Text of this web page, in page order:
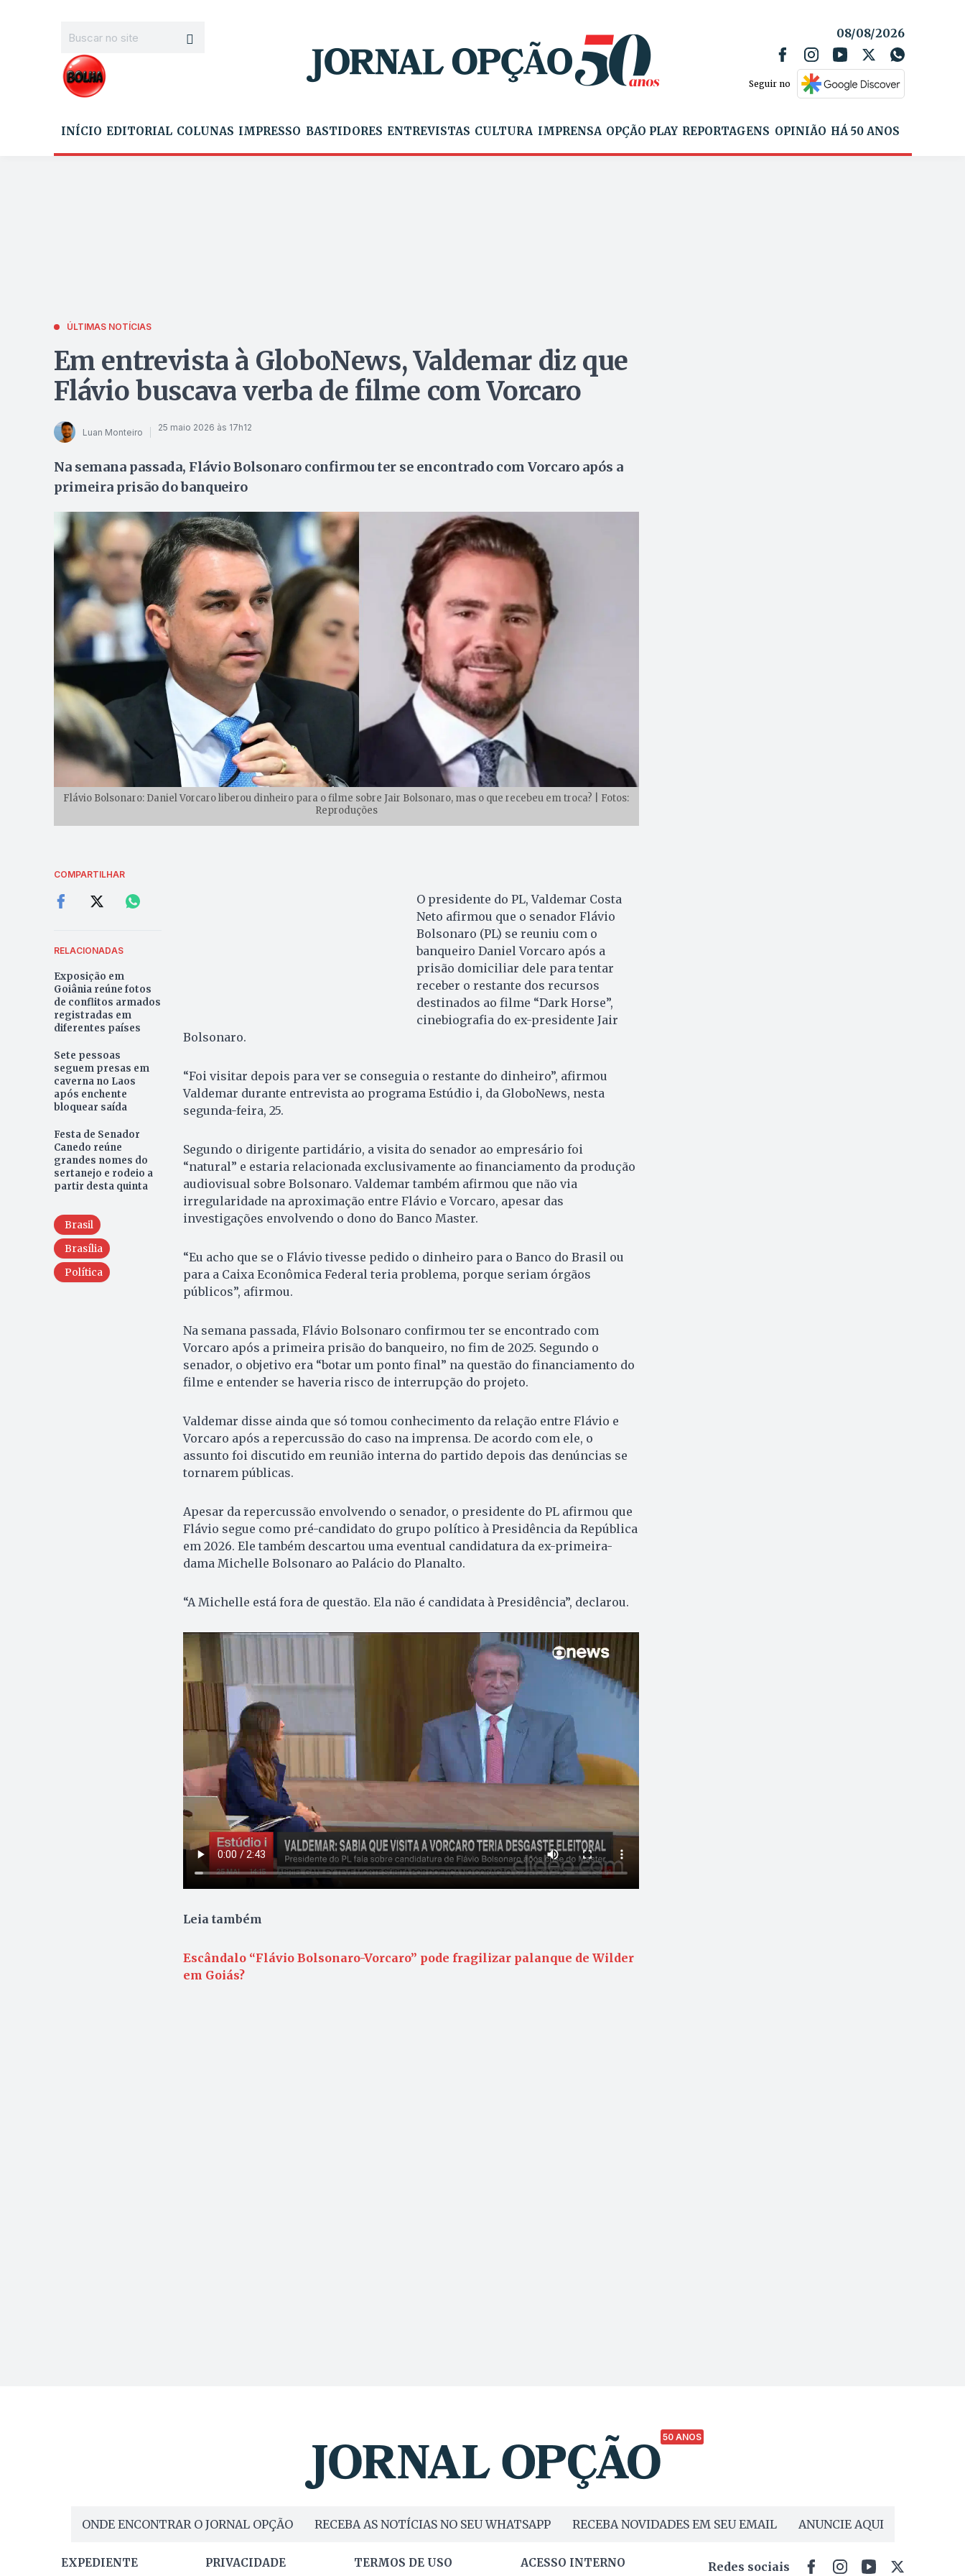
08/08/2026
Seguir no
INÍCIO EDITORIAL COLUNAS IMPRESSO BASTIDORES ENTREVISTAS CULTURA IMPRENSA OPÇÃO PLAY REPORTAGENS OPINIÃO HÁ 50 ANOS
ÚLTIMAS NOTÍCIAS
Em entrevista à GloboNews, Valdemar diz que
Flávio buscava verba de filme com Vorcaro
Luan Monteiro 25 maio 2026 às 17h12
Na semana passada, Flávio Bolsonaro confirmou ter se encontrado com Vorcaro após a
primeira prisão do banqueiro
Flávio Bolsonaro: Daniel Vorcaro liberou dinheiro para o filme sobre Jair Bolsonaro, mas o que recebeu em troca? | Fotos:
Reproduções
COMPARTILHAR
RELACIONADAS
Exposição em
Goiânia reúne fotos
de conflitos armados
registradas em
diferentes países
Sete pessoas
seguem presas em
caverna no Laos
após enchente
bloquear saída
Festa de Senador
Canedo reúne
grandes nomes do
sertanejo e rodeio a
partir desta quinta
Brasil
Brasília
Política
O presidente do PL, Valdemar Costa
Neto afirmou que o senador Flávio
Bolsonaro (PL) se reuniu com o
banqueiro Daniel Vorcaro após a
prisão domiciliar dele para tentar
receber o restante dos recursos
destinados ao filme “Dark Horse”,
cinebiografia do ex-presidente Jair
Bolsonaro.
“Foi visitar depois para ver se conseguia o restante do dinheiro”, afirmou
Valdemar durante entrevista ao programa Estúdio i, da GloboNews, nesta
segunda-feira, 25.
Segundo o dirigente partidário, a visita do senador ao empresário foi
“natural” e estaria relacionada exclusivamente ao financiamento da produção
audiovisual sobre Bolsonaro. Valdemar também afirmou que não via
irregularidade na aproximação entre Flávio e Vorcaro, apesar das
investigações envolvendo o dono do Banco Master.
“Eu acho que se o Flávio tivesse pedido o dinheiro para o Banco do Brasil ou
para a Caixa Econômica Federal teria problema, porque seriam órgãos
públicos”, afirmou.
Na semana passada, Flávio Bolsonaro confirmou ter se encontrado com
Vorcaro após a primeira prisão do banqueiro, no fim de 2025. Segundo o
senador, o objetivo era “botar um ponto final” na questão do financiamento do
filme e entender se haveria risco de interrupção do projeto.
Valdemar disse ainda que só tomou conhecimento da relação entre Flávio e
Vorcaro após a repercussão do caso na imprensa. De acordo com ele, o
assunto foi discutido em reunião interna do partido depois das denúncias se
tornarem públicas.
Apesar da repercussão envolvendo o senador, o presidente do PL afirmou que
Flávio segue como pré-candidato do grupo político à Presidência da República
em 2026. Ele também descartou uma eventual candidatura da ex-primeira-
dama Michelle Bolsonaro ao Palácio do Planalto.
“A Michelle está fora de questão. Ela não é candidata à Presidência”, declarou.
Leia também
Escândalo “Flávio Bolsonaro-Vorcaro” pode fragilizar palanque de Wilder
em Goiás?
50 ANOS
ONDE ENCONTRAR O JORNAL OPÇÃO RECEBA AS NOTÍCIAS NO SEU WHATSAPP RECEBA NOVIDADES EM SEU EMAIL ANUNCIE AQUI
EXPEDIENTE PRIVACIDADE TERMOS DE USO ACESSO INTERNO Redes sociais